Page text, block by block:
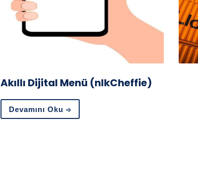
Akıllı Dijital Menü (nlkCheffie)
Devamını Oku